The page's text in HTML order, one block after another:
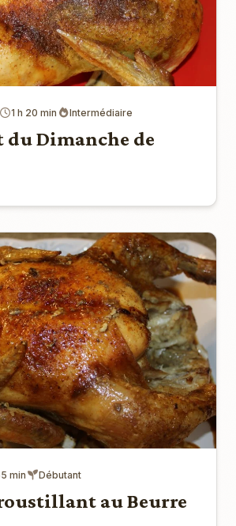
1 h 20 min Intermédiaire
du Dimanche de
min Débutant
au Beurre